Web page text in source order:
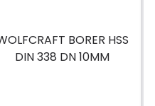
BORER HSS
DIN 338 DN 10MM